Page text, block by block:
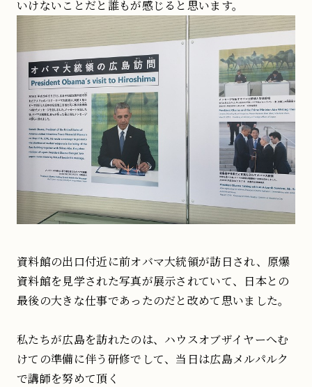
いけないことだと誰もが感じると思います。
資料館の出口付近に前オバマ大統領が訪日され、原爆
資料館を見学された写真が展示されていて、日本との
最後の大きな仕事であったのだと改めて思いました。
私たちが広島を訪れたのは、ハウスオブザイヤーへむ
けての準備に伴う研修でして、当日は広島メルパルク
で講師を努めて頂く